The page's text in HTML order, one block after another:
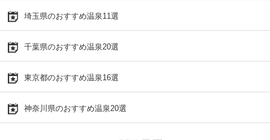
埼玉県のおすすめ温泉11選
千葉県のおすすめ温泉20選
東京都のおすすめ温泉16選
神奈川県のおすすめ温泉20選